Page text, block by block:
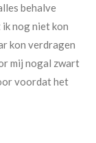
behalve
ik nog niet kon
kon verdragen
mij nogal zwart
voordat het